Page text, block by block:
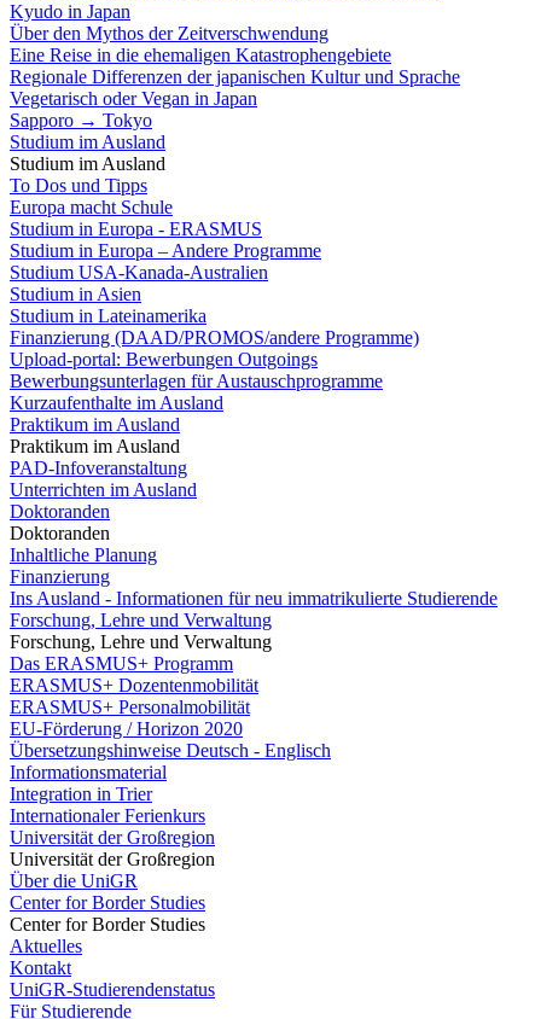
Kyudo in Japan
Über den Mythos der Zeitverschwendung
Eine Reise in die ehemaligen Katastrophengebiete
Regionale Differenzen der japanischen Kultur und Sprache
Vegetarisch oder Vegan in Japan
Sapporo → Tokyo
Studium im Ausland
Studium im Ausland
To Dos und Tipps
Europa macht Schule
Studium in Europa - ERASMUS
Studium in Europa – Andere Programme
Studium USA-Kanada-Australien
Studium in Asien
Studium in Lateinamerika
Finanzierung (DAAD/PROMOS/andere Programme)
Upload-portal: Bewerbungen Outgoings
Bewerbungsunterlagen für Austauschprogramme
Kurzaufenthalte im Ausland
Praktikum im Ausland
Praktikum im Ausland
PAD-Infoveranstaltung
Unterrichten im Ausland
Doktoranden
Doktoranden
Inhaltliche Planung
Finanzierung
Ins Ausland - Informationen für neu immatrikulierte Studierende
Forschung, Lehre und Verwaltung
Forschung, Lehre und Verwaltung
Das ERASMUS+ Programm
ERASMUS+ Dozentenmobilität
ERASMUS+ Personalmobilität
EU-Förderung / Horizon 2020
Übersetzungshinweise Deutsch - Englisch
Informationsmaterial
Integration in Trier
Internationaler Ferienkurs
Universität der Großregion
Universität der Großregion
Über die UniGR
Center for Border Studies
Center for Border Studies
Aktuelles
Kontakt
UniGR-Studierendenstatus
Für Studierende